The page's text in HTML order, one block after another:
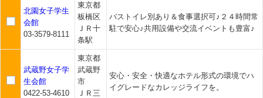
北園女子学生
会館
03-3579-8111
東京都
板橋区
ＪＲ十
条駅
バストイレ別あり＆食事選択可♪２４時間常
駐で安心♪共用設備や交流イベントも豊富♪
武蔵野女子学
生会館
0422-53-4610
東京都
武蔵野
市
ＪＲ三
安心・安全・快適なホテル形式の環境でハ
イグレードなカレッジライフを。